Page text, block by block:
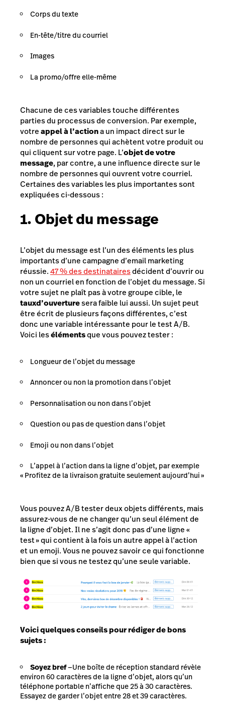
Corps du texte
En-tête/titre du courriel
Images
La promo/offre elle-même
Chacune de ces variables touche différentes
parties du processus de conversion. Par exemple,
votreappel à l’actiona un impact direct sur le
nombre de personnes qui achètent votre produit ou
qui cliquent sur votre page. L’objet de votre
message, par contre, a une influence directe sur le
nombre de personnes qui ouvrent votre courriel.
Certaines des variables les plus importantes sont
expliquées ci-dessous :
1. Objet du message
L’objet du message est l’un des éléments les plus
importants d’une campagne d’email marketing
réussie.47 % des destinatairesdécident d’ouvrir ou
non un courriel en fonction de l’objet du message. Si
votre sujet ne plaît pas à votre groupe cible, le
tauxd’ouverturesera faible lui aussi. Un sujet peut
être écrit de plusieurs façons différentes, c’est
donc une variable intéressante pour le test A/B.
Voici lesélémentsque vous pouvez tester :
Longueur de l’objet du message
Annoncer ou non la promotion dans l’objet
Personnalisation ou non dans l’objet
Question ou pas de question dans l’objet
Emoji ou non dans l’objet
L’appel à l’action dans la ligne d’objet, par exemple
« Profitez de la livraison gratuite seulement aujourd’hui »
Vous pouvez A/B tester deux objets différents, mais
assurez-vous de ne changer qu’un seul élément de
la ligne d’objet. Il ne s’agit donc pas d’une ligne «
test » qui contient à la fois un autre appel à l’action
et un emoji. Vous ne pouvez savoir ce qui fonctionne
bien que si vous ne testez qu’une seule variable.
Voici quelques conseils pour rédiger de bons
sujets :
Soyez bref—Une boîte de réception standard révèle
environ 60 caractères de la ligne d’objet, alors qu’un
téléphone portable n’affiche que 25 à 30 caractères.
Essayez de garder l’objet entre 28 et 39 caractères.